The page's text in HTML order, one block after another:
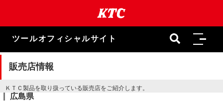
ま
キ
ツールオフィシャルサイト
販売店情報
ＫＴＣ製品を取り扱っている販売店をご紹介します。
広島県